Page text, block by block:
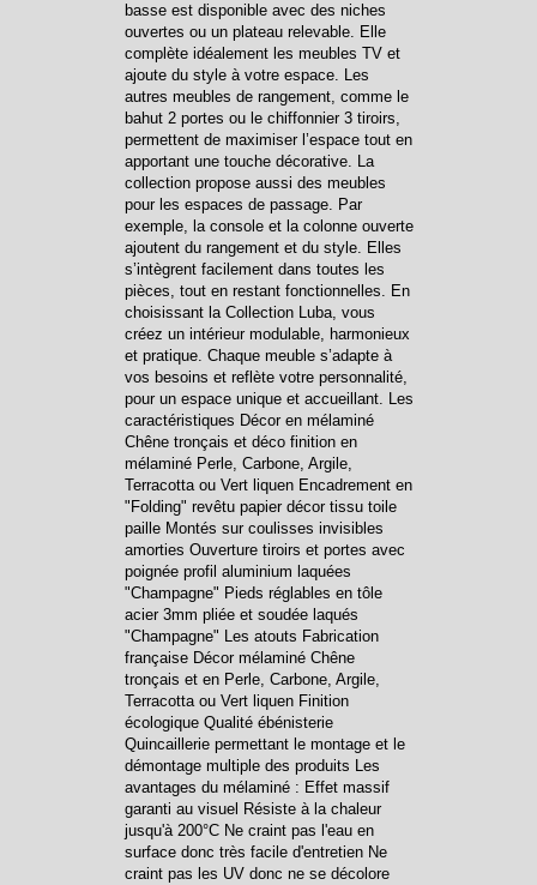
basse est disponible avec des niches
ouvertes ou un plateau relevable. Elle
complète idéalement les meubles TV et
ajoute du style à votre espace. Les
autres meubles de rangement, comme le
bahut 2 portes ou le chiffonnier 3 tiroirs,
permettent de maximiser l’espace tout en
apportant une touche décorative. La
collection propose aussi des meubles
pour les espaces de passage. Par
exemple, la console et la colonne ouverte
ajoutent du rangement et du style. Elles
s’intègrent facilement dans toutes les
pièces, tout en restant fonctionnelles. En
choisissant la Collection Luba, vous
créez un intérieur modulable, harmonieux
et pratique. Chaque meuble s’adapte à
vos besoins et reflète votre personnalité,
pour un espace unique et accueillant. Les
caractéristiques Décor en mélaminé
Chêne tronçais et déco finition en
mélaminé Perle, Carbone, Argile,
Terracotta ou Vert liquen Encadrement en
"Folding" revêtu papier décor tissu toile
paille Montés sur coulisses invisibles
amorties Ouverture tiroirs et portes avec
poignée profil aluminium laquées
"Champagne" Pieds réglables en tôle
acier 3mm pliée et soudée laqués
"Champagne" Les atouts Fabrication
française Décor mélaminé Chêne
tronçais et en Perle, Carbone, Argile,
Terracotta ou Vert liquen Finition
écologique Qualité ébénisterie
Quincaillerie permettant le montage et le
démontage multiple des produits Les
avantages du mélaminé : Effet massif
garanti au visuel Résiste à la chaleur
jusqu'à 200°C Ne craint pas l'eau en
surface donc très facile d'entretien Ne
craint pas les UV donc ne se décolore